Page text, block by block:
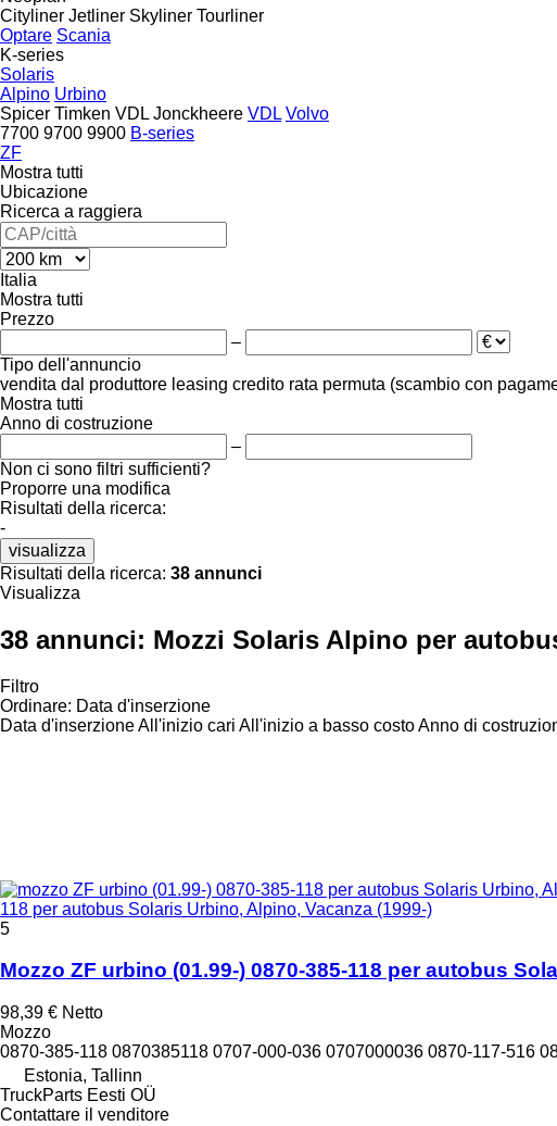
Cityliner Jetliner Skyliner Tourliner
Optare Scania
K-series
Solaris
Alpino Urbino
Spicer Timken VDL Jonckheere VDL Volvo
7700 9700 9900 B-series
ZF
Mostra tutti
Ubicazione
Ricerca a raggiera
Italia
Mostra tutti
Prezzo
–
Tipo dell'annuncio
vendita dal produttore leasing credito rata permuta (scambio con
Mostra tutti
Anno di costruzione
–
Non ci sono filtri sufficienti?
Proporre una modifica
Risultati della ricerca:
-
visualizza
Risultati della ricerca: 38 annunci
Visualizza
38 annunci: Mozzi Solaris Alpino per
Filtro
Ordinare: Data d'inserzione
Data d'inserzioneAll'inizio cari All'inizio a basso costoAnno di
118 per autobus Solaris Urbino, Alpino, Vacanza (1999-)
5
Mozzo ZF urbino (01.99-) 0870-385-118 per autobus
98,39 € Netto
Mozzo
0870-385-118 0870385118 0707-000-036 0707000036 0870-117-516
Estonia, Tallinn
TruckParts Eesti OÜ
Contattare il venditore